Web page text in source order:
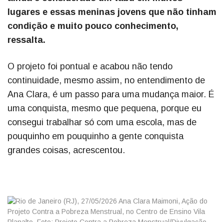
lugares e essas meninas jovens que não tinham
condição e muito pouco conhecimento,
ressalta.
O projeto foi pontual e acabou não tendo
continuidade, mesmo assim, no entendimento de
Ana Clara, é um passo para uma mudança maior. É
uma conquista, mesmo que pequena, porque eu
consegui trabalhar só com uma escola, mas de
pouquinho em pouquinho a gente conquista
grandes coisas, acrescentou.